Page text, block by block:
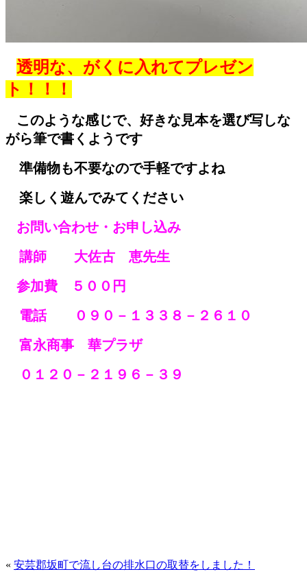
透明な、がくに入れてプレゼン
ト！！！
このような感じで、好きな見本を選び写しな
がら筆で書くようです
準備物も不要なので手軽ですよね
楽しく遊んでみてください
お問い合わせ・お申し込み
講師 大佐古 恵先生
参加費 ５００円
電話 ０９０－１３３８－２６１０
富永商事 華プラザ
０１２０－２１９６－３９
« 安芸郡坂町で流し台の排水口の取替をしました！